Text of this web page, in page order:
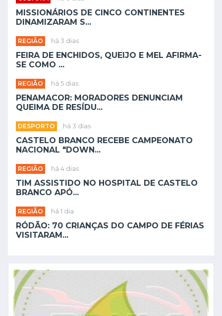
MISSIONÁRIOS DE CINCO CONTINENTES
DINAMIZARAM S...
REGIÃO há 3 dias
FEIRA DE ENCHIDOS, QUEIJO E MEL AFIRMA-
SE COMO ...
REGIÃO há 5 dias
PENAMACOR: MORADORES DENUNCIAM
QUEIMA DE RESÍDU...
DESPORTO há 3 dias
CASTELO BRANCO RECEBE CAMPEONATO
NACIONAL "DOWN...
REGIÃO há 4 dias
TIM ASSISTIDO NO HOSPITAL DE CASTELO
BRANCO APÓ...
REGIÃO há 1 dia
RÓDÃO: 70 CRIANÇAS DO CAMPO DE FÉRIAS
VISITARAM...